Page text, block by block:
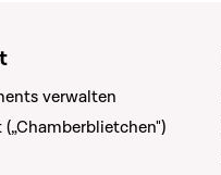
verwalten